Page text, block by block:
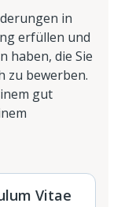
in
erfüllen und
haben, die Sie
zu bewerben.
gut
Vitae